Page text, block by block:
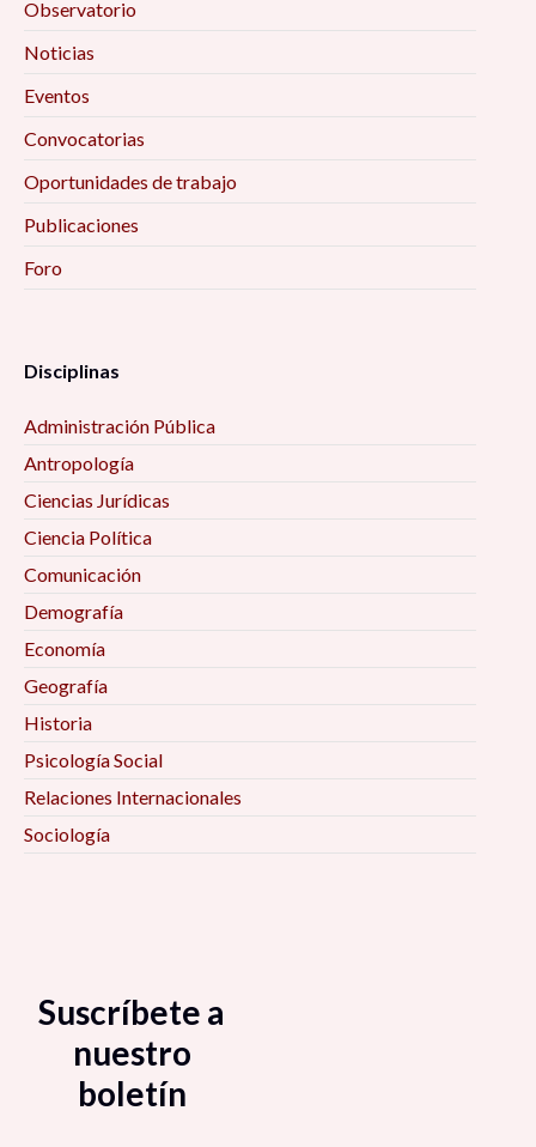
Observatorio
Noticias
Eventos
Convocatorias
Oportunidades de trabajo
Publicaciones
Foro
Disciplinas
Administración Pública
Antropología
Ciencias Jurídicas
Ciencia Política
Comunicación
Demografía
Economía
Geografía
Historia
Psicología Social
Relaciones Internacionales
Sociología
Suscríbete a
nuestro
boletín